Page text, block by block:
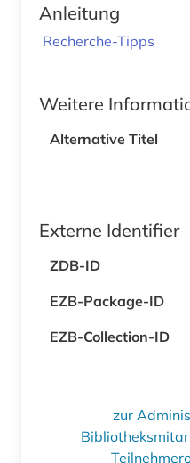
Anleitung
Recherche-Tipps
Weitere
Alternative Titel
Externe Identifier
ZDB-ID
EZB-Package-ID
EZB-Collection-ID
zur